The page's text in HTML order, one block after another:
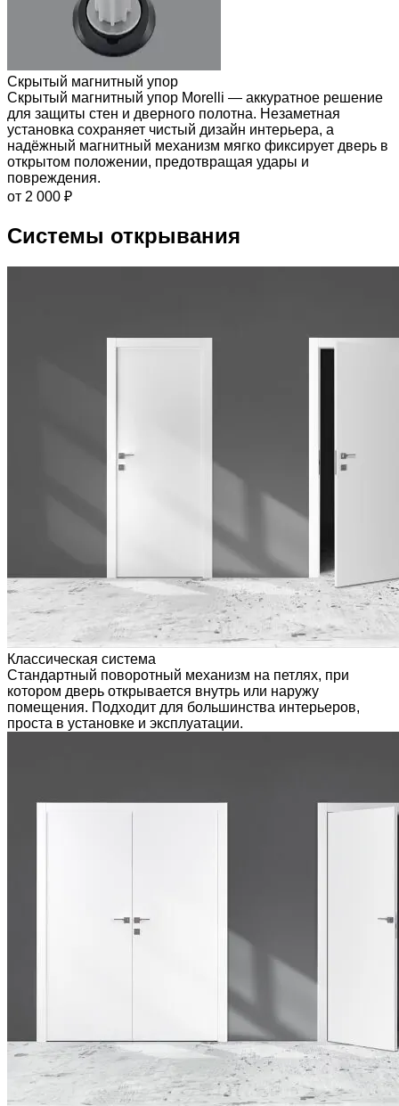
Скрытый магнитный упор
Скрытый магнитный упор Morelli — аккуратное решение
для защиты стен и дверного полотна. Незаметная
установка сохраняет чистый дизайн интерьера, а
надёжный магнитный механизм мягко фиксирует дверь в
открытом положении, предотвращая удары и
повреждения.
от 2 000 ₽
Системы открывания
Классическая система
Стандартный поворотный механизм на петлях, при
котором дверь открывается внутрь или наружу
помещения. Подходит для большинства интерьеров,
проста в установке и эксплуатации.